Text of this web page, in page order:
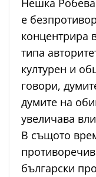
Нешка
е
концентрира
типа
културен и
говори,
думите на
увеличава
В същото
български